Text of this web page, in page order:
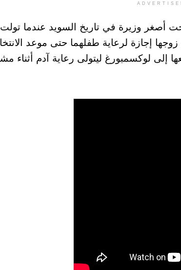
عاماً، وكانت قد أصبحت أصغر وزيرة في تاريخ السويد عندما
زوجها إجازة لرعاية طفلهما حتى موعد
إلى لوكسمبورغ ليتولى رعاية آدم أثناء